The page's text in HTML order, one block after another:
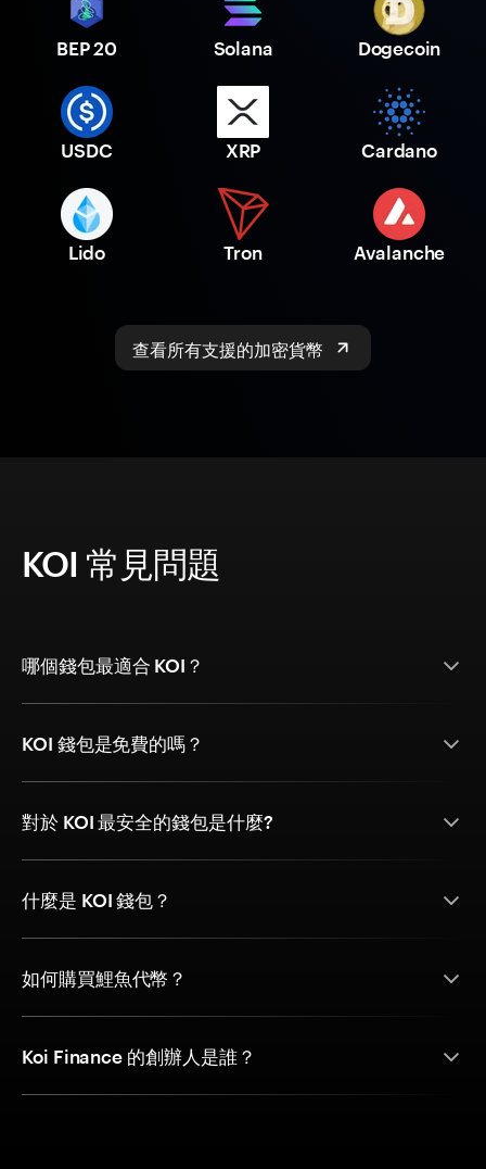
BEP 20 Solana Dogecoin
USDC XRP Cardano
Lido Tron Avalanche
查看所有支援的加密貨幣
KOI 常見問題
哪個錢包最適合 KOI？
KOI 錢包是免費的嗎？
對於 KOI 最安全的錢包是什麼?
什麼是 KOI 錢包？
如何購買鯉魚代幣？
Koi Finance 的創辦人是誰？